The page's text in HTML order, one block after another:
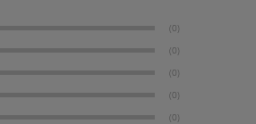
ース Φ2.9cm
(0)
(0)
(0)
(0)
(0)